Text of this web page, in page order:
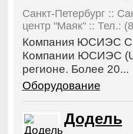
Санкт-Петербург ::
центр "Маяк" :: Тел.:
Компания ЮСИЭС
Компании ЮСИЭС
регионе. Более 20...
Оборудование
Додель